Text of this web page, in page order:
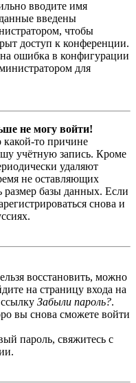
вводите имя
введены
чтобы
доступ к конференции.
ошибка в конфигурации
для
не могу войти!
то причине
учётную запись. Кроме
удаляют
не оставляющих
базы данных. Если
снова и
восстановить, можно
на страницу входа на
Забыли пароль?.
вы снова сможете войти
пароль, свяжитесь с